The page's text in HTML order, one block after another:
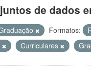
de dados
Formatos:
Curriculares